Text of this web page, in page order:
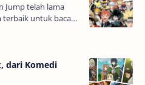
Jump telah lama
terbaik untuk baca
terbaru gratis,
untuk beberapa j…
dari Komedi